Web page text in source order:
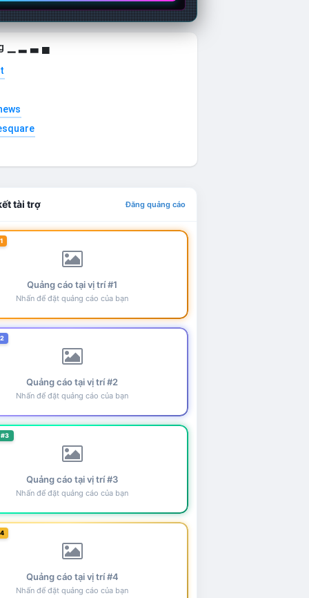
▁ ▂ ▃ ▄
tài trợ Đăng quảng cáo
Quảng cáo tại vị trí #1
Nhấn để đặt quảng cáo của bạn
Quảng cáo tại vị trí #2
Nhấn để đặt quảng cáo của bạn
Quảng cáo tại vị trí #3
Nhấn để đặt quảng cáo của bạn
Quảng cáo tại vị trí #4
Nhấn để đặt quảng cáo của bạn